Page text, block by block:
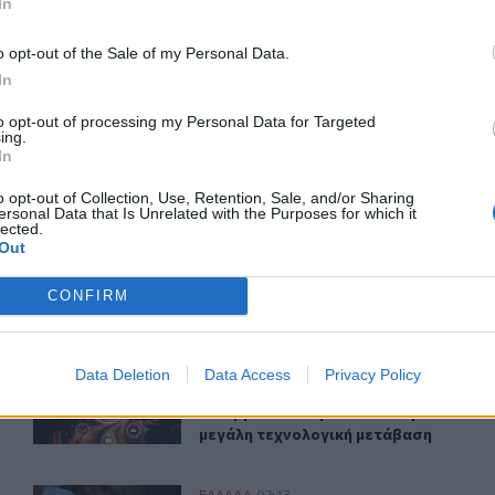
opt-out of the Sale of my Personal Data.
opt-out of processing my Personal Data for Targeted
opt-out of Collection, Use, Retention, Sale, and/or Sharing
Data that Is Unrelated with the Purposes for which it
CONFIRM
Data Deletion Data Access Privacy Policy
TAGS
του CRETALIVE
ΕΊΔΗΣΗ
του Αυγούστου
5G παντού, 6G στον ορίζοντα: Πού βρίσκεται η Ελλάδα
ΕΛΛAΔΑ 08:26
5G παντού, 6G στον ορίζοντα: Πού
5G παντού, 6G στον ορίζοντα:
Πού βρίσκεται η Ελλάδα στη
μεγάλη τεχνολογική μετάβαση